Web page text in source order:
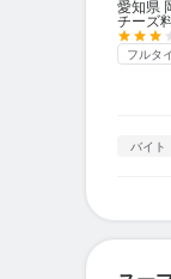
愛知県
チーズ
フルタ
バイト